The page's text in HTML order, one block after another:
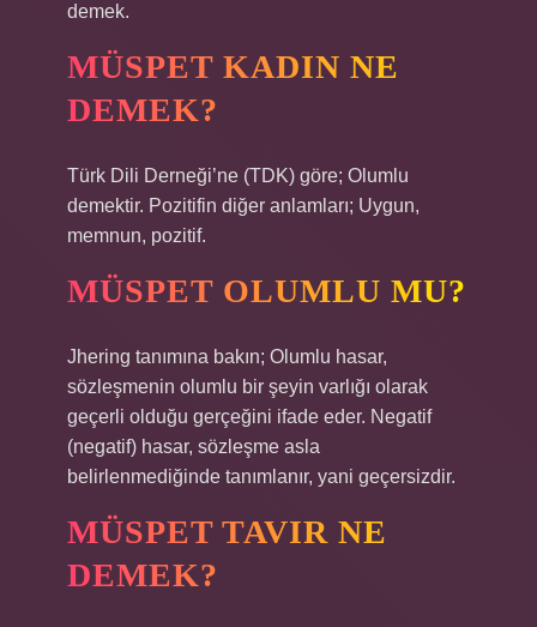
demek.
MÜSPET KADIN NE
DEMEK?
Türk Dili Derneği’ne (TDK) göre; Olumlu
demektir. Pozitifin diğer anlamları; Uygun,
memnun, pozitif.
MÜSPET OLUMLU MU?
Jhering tanımına bakın; Olumlu hasar,
sözleşmenin olumlu bir şeyin varlığı olarak
geçerli olduğu gerçeğini ifade eder. Negatif
(negatif) hasar, sözleşme asla
belirlenmediğinde tanımlanır, yani geçersizdir.
MÜSPET TAVIR NE
DEMEK?